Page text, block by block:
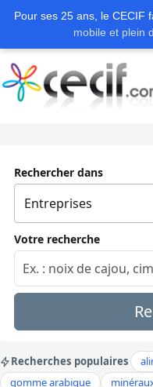
Pour ses 25 ans, le CECIF
mobile et plein
Rechercher dans
Votre recherche
Recherches populaires
gomme arabique